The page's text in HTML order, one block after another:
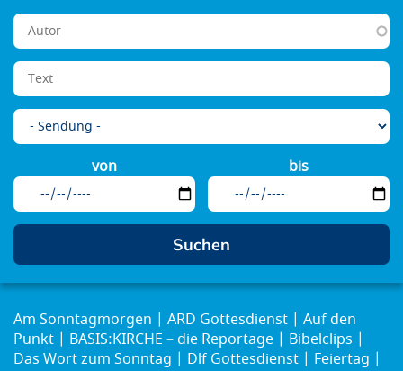
von bis
Am Sonntagmorgen ARD Gottesdienst
Auf den
Punkt
BASIS:KIRCHE – die Reportage
Bibelclips
Das Wort zum Sonntag
Dlf Gottesdienst
Feiertag